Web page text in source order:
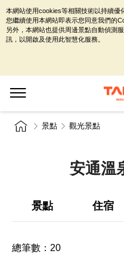
景點 觀光景點
安通溫
景點 住宿
總筆數： 20
本網站使用cookies等相關技術以持續優
您繼續使用本網站即表示您同意我們的
另外，本網站也提供周邊景點自動偵測
訊，以開啟及使用此智慧化服務。